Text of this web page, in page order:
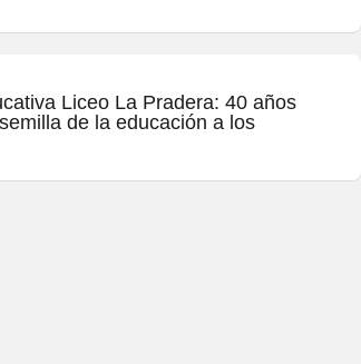
Liceo La Pradera: 40 años
de la educación a los